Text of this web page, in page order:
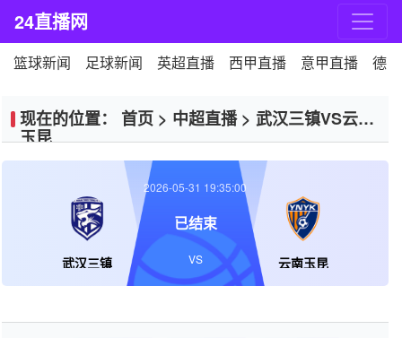
24直播网
篮球新闻 足球新闻 英超直播 西甲直播 意甲直播 德
现在的位置： 首页 > 中超直播> 武汉三镇VS云南
玉昆
武汉三镇 云南玉昆
2026-05-31 19:35:00
已结束
VS